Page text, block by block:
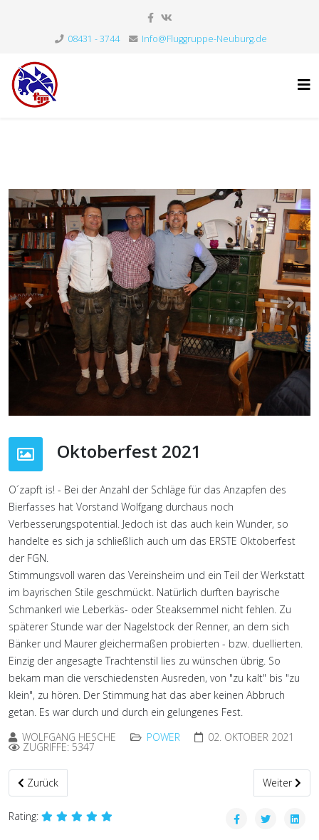
08431 - 3744 Info@Fluggruppe-Neuburg.de
Previous
Oktoberfest 2021
O´zapft is! - Bei der Anzahl der Schläge für das Anzapfen des
Bierfasses hat Vorstand Wolfgang durchaus noch
Verbesserungspotential. Jedoch ist das auch kein Wunder, so
handelte es sich ja schließlich auch um das ERSTE Oktoberfest
der FGN.
Stimmungsvoll waren das Vereinsheim und ein Teil der Werkstatt
im bayrischen Stile geschmückt. Natürlich durften bayrische
Schmankerl wie Leberkäs- oder Steaksemmel nicht fehlen. Zu
späterer Stunde war der Nagelstock der Renner, an dem sich
Bänker und Maurer gleichermaßen probierten - bzw. duellierten.
Einzig der angesagte Trachtenstil lies zu wünschen übrig. So
bekam man die verschiedensten Ausreden, von "zu kalt" bis "zu
klein", zu hören. Der Stimmung hat das aber keinen Abbruch
getan. Es war durch und durch ein gelungenes Fest.
WOLFGANG HESCHE
POWER 02. OKTOBER 2021
ZUGRIFFE: 5347
Vorheriger Beitrag: Ein Grund zum Feiern - Herzlichen
Zurück Nächster
Weiter
Rating: